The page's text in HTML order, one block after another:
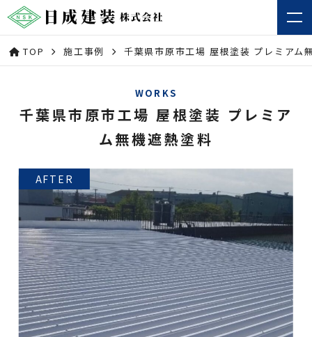
TOP 施工事例 千葉県市原市工場 屋根塗装 プレミアム
WORKS
千葉県市原市工場 屋根塗装 プレミア
ム無機遮熱塗料